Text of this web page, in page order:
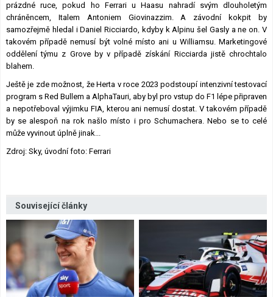
prázdné ruce, pokud ho Ferrari u Haasu nahradí svým dlouholetým
chráněncem, Italem Antoniem Giovinazzim. A závodní kokpit by
samozřejmě hledal i Daniel Ricciardo, kdyby k Alpinu šel Gasly a ne on. V
takovém případě nemusí být volné místo ani u Williamsu. Marketingové
oddělení týmu z Grove by v případě získání Ricciarda jistě chrochtalo
blahem.
Ještě je zde možnost, že Herta v roce 2023 podstoupí intenzivní testovací
program s Red Bullem a AlphaTauri, aby byl pro vstup do F1 lépe připraven
a nepotřeboval výjimku FIA, kterou ani nemusí dostat. V takovém případě
by se alespoň na rok našlo místo i pro Schumachera. Nebo se to celé
může vyvinout úplně jinak...
Zdroj: Sky, úvodní foto: Ferrari
Související články